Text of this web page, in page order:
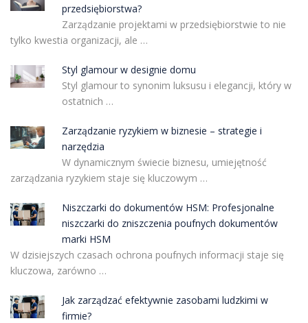
przedsiębiorstwa?
Zarządzanie projektami w przedsiębiorstwie to nie
tylko kwestia organizacji, ale …
Styl glamour w designie domu
Styl glamour to synonim luksusu i elegancji, który w
ostatnich …
Zarządzanie ryzykiem w biznesie – strategie i
narzędzia
W dynamicznym świecie biznesu, umiejętność
zarządzania ryzykiem staje się kluczowym …
Niszczarki do dokumentów HSM: Profesjonalne
niszczarki do zniszczenia poufnych dokumentów
marki HSM
W dzisiejszych czasach ochrona poufnych informacji staje się
kluczowa, zarówno …
Jak zarządzać efektywnie zasobami ludzkimi w
firmie?